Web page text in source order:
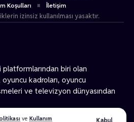
ve Kullanım Kabul
platformlarından biri olan
kadroları, oyuncu
ve televizyon dünyasından
Koşulları
İletişim
izinsiz kullanılması yasaktır.